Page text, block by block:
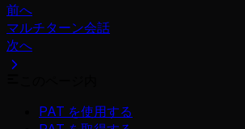
前へ
マルチターン会話
次へ
PAT を使用する